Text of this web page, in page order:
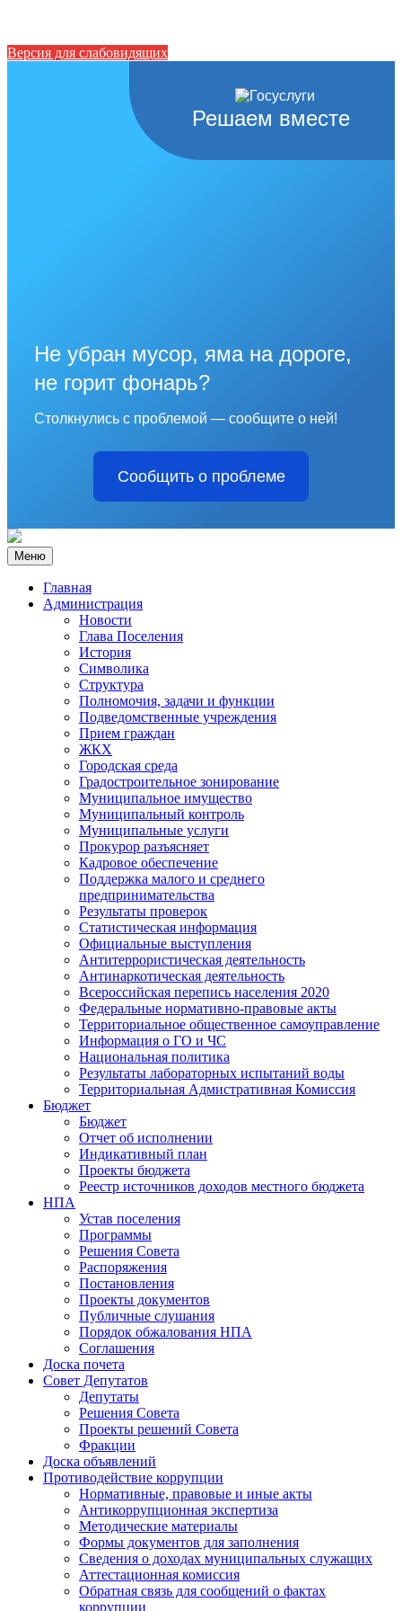
Версия для слабовидящих
Решаем вместе
Не убран мусор, яма на дороге,
не горит фонарь?
Столкнулись с проблемой — сообщите о ней!
Сообщить о проблеме
Меню
Главная
Администрация
Новости
Глава Поселения
История
Символика
Структура
Полномочия, задачи и функции
Подведомственные учреждения
Прием граждан
ЖКХ
Городская среда
Градостроительное зонирование
Муниципальное имущество
Муниципальный контроль
Муниципальные услуги
Прокурор разъясняет
Кадровое обеспечение
Поддержка малого и среднего
предпринимательства
Результаты проверок
Статистическая информация
Официальные выступления
Антитеррористическая деятельность
Антинаркотическая деятельность
Всероссийская перепись населения 2020
Федеральные нормативно-правовые акты
Территориальное общественное самоуправление
Информация о ГО и ЧС
Национальная политика
Результаты лабораторных испытаний воды
Территориальная Адмистративная Комиссия
Бюджет
Бюджет
Отчет об исполнении
Индикативный план
Проекты бюджета
Реестр источников доходов местного бюджета
НПА
Устав поселения
Программы
Решения Совета
Распоряжения
Постановления
Проекты документов
Публичные слушания
Порядок обжалования НПА
Соглашения
Доска почета
Совет Депутатов
Депутаты
Решения Совета
Проекты решений Совета
Фракции
Доска объявлений
Противодействие коррупции
Нормативные, правовые и иные акты
Антикоррупционная экспертиза
Методические материалы
Формы документов для заполнения
Сведения о доходах муниципальных служащих
Аттестационная комиссия
Обратная связь для сообщений о фактах
коррупции